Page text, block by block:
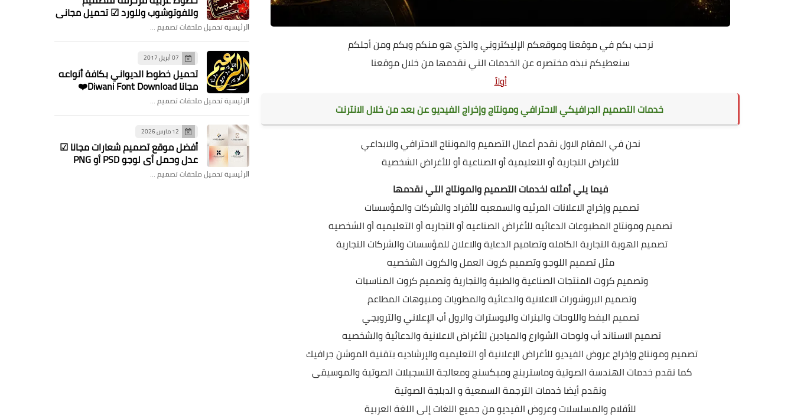
نرحب بكم في موقعنا وموقعكم الإليكتروني والذي هو منكم وبكم ومن أجلكم
سنعطيكم نبذه مختصره عن الخدمات التي نقدمها من خلال موقعنا
أولاً
خدمات التصميم الجرافيكي الاحترافي ومونتاج وإخراج الفيديو عن بعد من خلال الانترنت
نحن في المقام الاول نقدم أعمال التصميم والمونتاج الاحترافي والابداعي
للأغراض التجارية أو التعليمية أو الصناعية أو للأغراض الشخصية
فيما يلي أمثله لخدمات التصميم والمونتاج التي نقدمها
تصميم وإخراج الاعلانات المرئيه والسمعيه للأفراد والشركات والمؤسسات
تصميم ومونتاج المطبوعات الدعائيه للأغراض الصناعيه أو التجاريه أو التعليميه أو الشخصيه
تصميم الهوية التجارية الكامله وتصاميم الدعاية والاعلان للمؤسسات والشركات التجارية
مثل تصميم اللوجو وتصميم كروت العمل والكروت الشخصيه
وتصميم كروت المنتجات الصناعية والطبية والتجارية وتصميم كروت المناسبات
وتصميم البروشورات الاعلانية والدعائية والمطويات ومنيوهات المطاعم
تصميم اليفط واللوحات والبنرات والبوسترات والرول أب الإعلاني والترويجي
تصميم الاستاند أب ولوحات الشوارع والميادين للأغراض الاعلانية والدعائية والشخصيه
تصميم ومونتاج وإخراج عروض الفيديو للأغراض الإعلانية أو التعليميه والإرشاديه بتقنية الموشن جرافيك
كما نقدم خدمات الهندسة الصوتية وماسترينج وميكسنج ومعالجة التسجيلات الصوتية والموسيقى
ونقدم أيضا خدمات الترجمة السمعية و الدبلجة الصوتية
للأفلام والمسلسلات وعروض الفيديو من جميع اللغات إلى اللغة العربية
وللفوتوشوب وللورد ☑ تحميل مجاني
الرئيسية تحميل ملحقات تصميم …
07 أبريل 2017
تحميل خطوط الديواني بكافة أنواعه
مجانا Diwani Font Download❤️
الرئيسية تحميل ملحقات تصميم …
12 مارس 2026
​أفضل موقع تصميم شعارات مجانا ☑
عدل وحمل أي لوجو PSD أو PNG
الرئيسية تحميل ملحقات تصميم …